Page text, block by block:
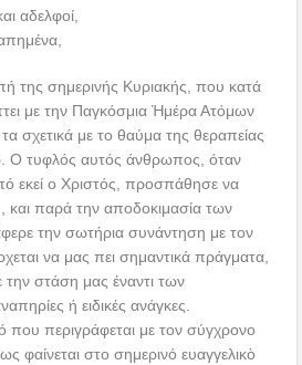
αδελφοί,
της σημερινής Κυριακής, που κατά
με την Παγκόσμια Ἡμέρα Ατόμων
σχετικά με το θαύμα της θεραπείας
Ο τυφλός αυτός άνθρωπος, όταν
εκεί ο Χριστός, προσπάθησε να
και παρά την αποδοκιμασία των
την σωτήρια συνάντηση με τον
να μας πει σημαντικά πράγματα,
στάση μας έναντι των
ή ειδικές ανάγκες.
που περιγράφεται με τον σύγχρονο
στο σημερινό ευαγγελικὸ